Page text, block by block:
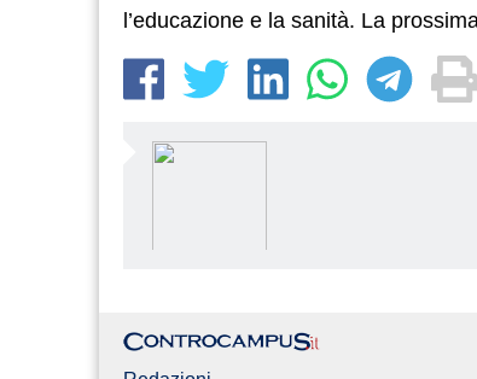
l’educazione e la sanità. La